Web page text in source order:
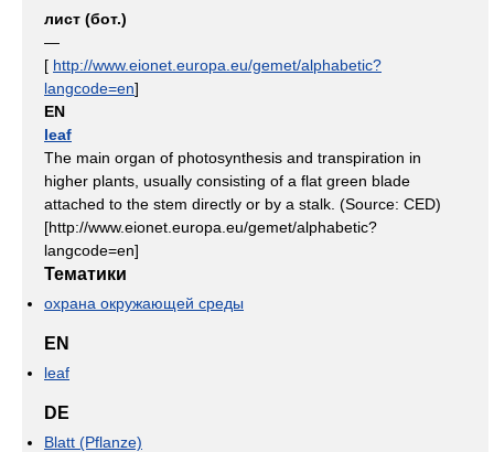
лист (бот.)
—
[ http://www.eionet.europa.eu/gemet/alphabetic?
langcode=en]
EN
leaf
The main organ of photosynthesis and transpiration in
higher plants, usually consisting of a flat green blade
attached to the stem directly or by a stalk. (Source: CED)
[http://www.eionet.europa.eu/gemet/alphabetic?
langcode=en]
Тематики
охрана окружающей среды
EN
leaf
DE
Blatt (Pflanze)